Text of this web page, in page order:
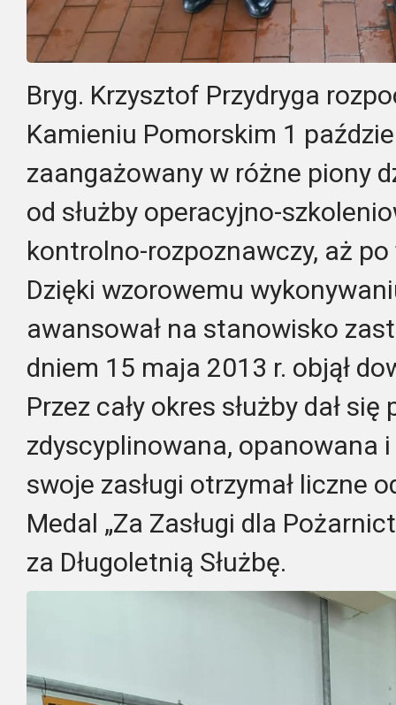
Bryg. Krzysztof Przydryga
Kamieniu Pomorskim 1
zaangażowany w różne piony
od służby operacyjno-
kontrolno-rozpoznawczy, aż
Dzięki wzorowemu
awansował na stanowisko
dniem 15 maja 2013 r. objął
Przez cały okres służby dał
zdyscyplinowana, opanowana
swoje zasługi otrzymał liczne
Medal „Za Zasługi dla
za Długoletnią Służbę.